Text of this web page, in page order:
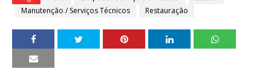
Manutenção / Serviços Técnicos
Restauração